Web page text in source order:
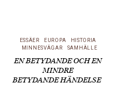
spekulation och
halvsanning.…
ESSÄER EUROPA
HISTORIA
MINNESVÄGAR
SAMHÄLLE
EN BETYDANDE OCH EN
MINDRE
BETYDANDE HÄNDELSE